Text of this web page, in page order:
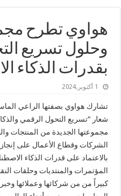
هواوي تطرح
وحلول تسريع
بقدرات الذكاء
1 أكتوبر,2024
شعار “تسريع التحول الرقمي
مجموعتها الجديدة من المنتجات
الشركات وقطاع الأعمال على
بالاعتماد على قدرات الذكاء
المؤتمرات والمنتديات وحلقات
كبيراً من من شركائها وعملائها